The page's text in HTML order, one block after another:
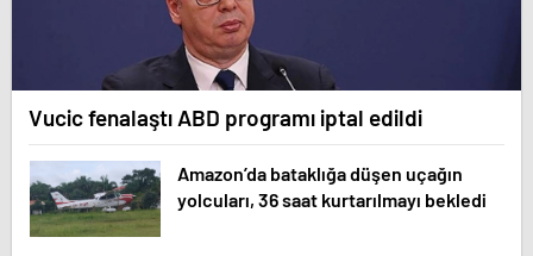
Vucic fenalaştı ABD programı iptal edildi
Amazon’da bataklığa düşen uçağın
yolcuları, 36 saat kurtarılmayı bekledi